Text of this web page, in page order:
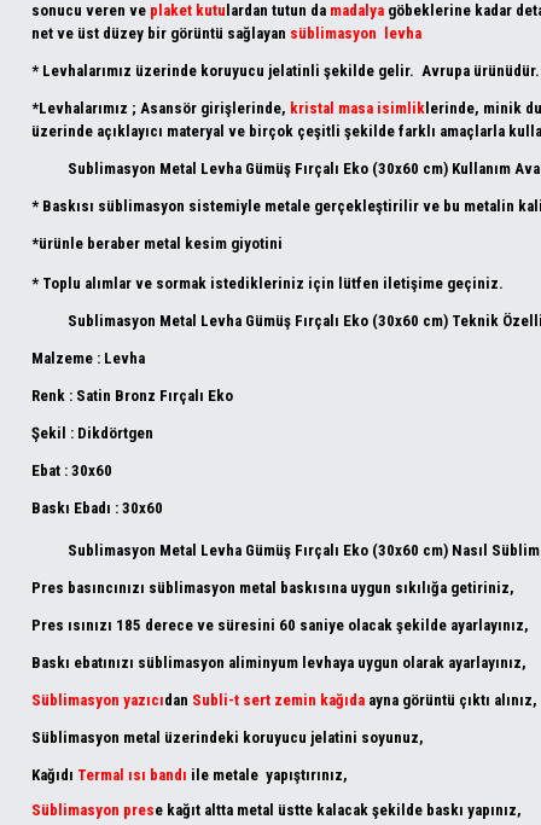
sonucu veren ve plaket kutu lardan tutun da madalya göbeklerine kadar
net ve üst düzey bir görüntü sağlayan süblimasyon levha
* Levhalarımız üzerinde koruyucu jelatinli şekilde gelir. Avrupa ürünüdür.
*Levhalarımız ; Asansör girişlerinde, kristal masa isimlik lerinde, minik
üzerinde açıklayıcı materyal ve birçok çeşitli şekilde farklı amaçlarla
Sublimasyon Metal Levha Gümüş Fırçalı Eko (30x60 cm) Kullanım
* Baskısı süblimasyon sistemiyle metale gerçekleştirilir ve bu metalin
*ürünle beraber metal kesim giyotini
* Toplu alımlar ve sormak istedikleriniz için lütfen iletişime geçiniz.
Sublimasyon Metal Levha Gümüş Fırçalı Eko (30x60 cm) Teknik
Malzeme : Levha
Renk : Satin Bronz Fırçalı Eko
Şekil : Dikdörtgen
Ebat : 30x60
Baskı Ebadı : 30x60
Sublimasyon Metal Levha Gümüş Fırçalı Eko (30x60 cm) Nasıl
Pres basıncınızı süblimasyon metal baskısına uygun sıkılığa getiriniz,
Pres ısınızı 185 derece ve süresini 60 saniye olacak şekilde ayarlayınız,
Baskı ebatınızı süblimasyon aliminyum levhaya uygun olarak ayarlayınız,
Süblimasyon yazıcıdan Subli-t sert zemin kağıda ayna görüntü çıktı alınız,
Süblimasyon metal üzerindeki koruyucu jelatini soyunuz,
Kağıdı Termal ısı bandı ile metale yapıştırınız,
Süblimasyon prese kağıt altta metal üstte kalacak şekilde baskı yapınız,